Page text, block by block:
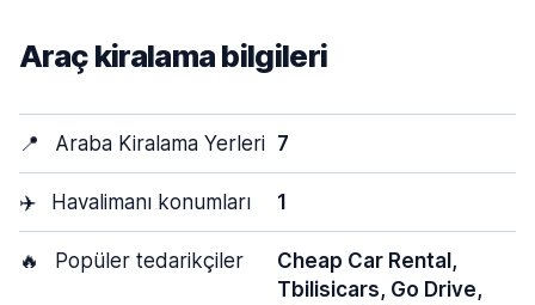
Araç kiralama bilgileri
📍 Araba Kiralama Yerleri 7
✈️ Havalimanı konumları 1
🔥 Popüler tedarikçiler
Cheap Car Rental,
Tbilisicars, Go Drive,